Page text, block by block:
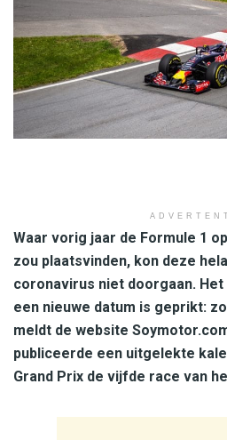
Waar vorig jaar de Formule 1
zou plaatsvinden, kon deze
coronavirus niet doorgaan.
een nieuwe datum is geprikt:
meldt de website
publiceerde een uitgelekte
Grand Prix de vijfde race van